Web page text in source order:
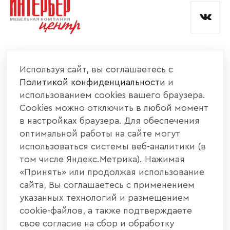
КАТАЛОГ МЕБЕЛИ
ИНФОРМАЦИЯ
НАШИ КОНТАКТЫ
+7 800 700 20 58
440004, г. Пенза, ул. Рябова, д. 31
Используя сайт, вы соглашаетесь с
Политикой конфиденциальности и
использованием cookies вашего браузера.
Cookies можно отключить в любой момент
в настройках браузера. Для обеспечения
оптимальной работы на сайте могут
использоваться системы веб-аналитики (в
том числе Яндекс.Метрика). Нажимая
«Принять» или продолжая использование
сайта, Вы соглашаетесь с применением
указанных технологий и размещением
cookie-файлов, а также подтверждаете
свое согласие на сбор и обработку